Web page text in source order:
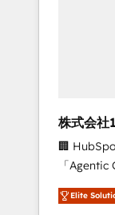
engine.
from any
data
HubSpot
and
株式会社
🏢
「Agentic CRM
務をつな
て、
Elite